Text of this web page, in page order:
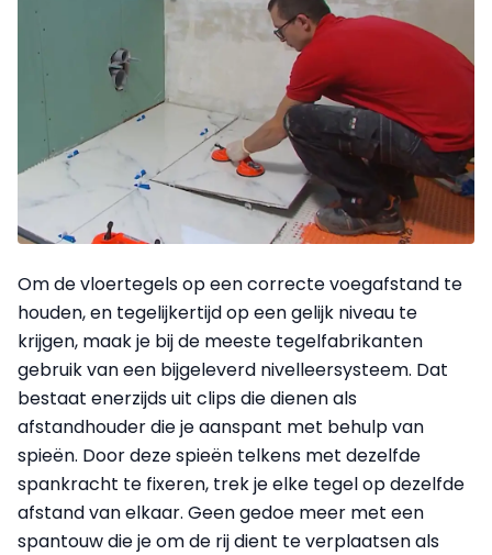
Om de vloertegels op een correcte voegafstand te
houden, en tegelijkertijd op een gelijk niveau te
krijgen, maak je bij de meeste tegelfabrikanten
gebruik van een bijgeleverd nivelleersysteem. Dat
bestaat enerzijds uit clips die dienen als
afstandhouder die je aanspant met behulp van
spieën. Door deze spieën telkens met dezelfde
spankracht te fixeren, trek je elke tegel op dezelfde
afstand van elkaar. Geen gedoe meer met een
spantouw die je om de rij dient te verplaatsen als